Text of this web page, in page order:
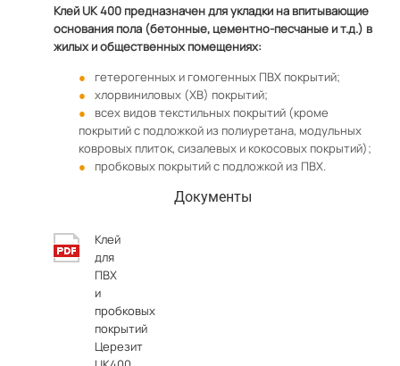
Клей UK 400 предназначен для укладки на впитывающие
основания пола (бетонные, цементно-песчаные и т.д.) в
жилых и общественных помещениях:
гетерогенных и гомогенных ПВХ покрытий;
хлорвиниловых (ХВ) покрытий;
всех видов текстильных покрытий (кроме
покрытий с подложкой из полиуретана, модульных
ковровых плиток, сизалевых и кокосовых покрытий);
пробковых покрытий с подложкой из ПВХ.
Документы
Клей
для
ПВХ
и
пробковых
покрытий
Церезит